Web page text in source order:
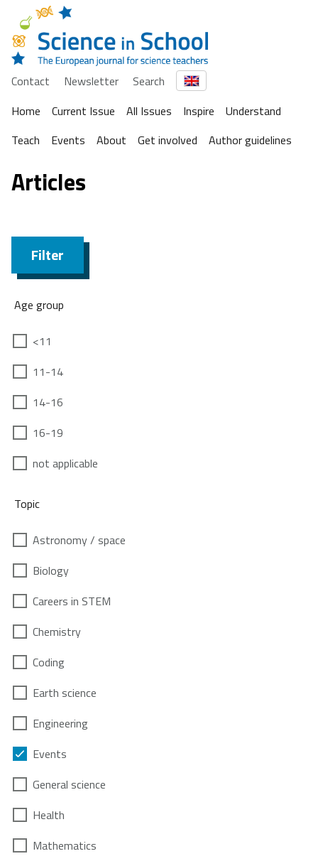
Contact Newsletter
Search
Home
Current Issue All Issues Inspire
Understand
Teach
Events About Get involved Author guidelines
Articles
Filter
Age group
<11
11-14
14-16
16-19
not applicable
Topic
Astronomy / space
Biology
Careers in STEM
Chemistry
Coding
Earth science
Engineering
Events
General science
Health
Mathematics